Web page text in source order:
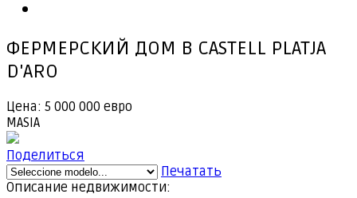
ФЕРМЕРСКИЙ ДОМ В CASTELL PLATJA
D'ARO
Цена: 5 000 000 евро
MASIA
Поделиться
Печатать
Описание недвижимости: